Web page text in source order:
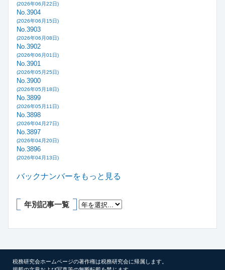
(2026年06月22日)
No.3904
(2026年06月15日)
No.3903
(2026年06月08日)
No.3902
(2026年06月01日)
No.3901
(2026年05月25日)
No.3900
(2026年05月18日)
No.3899
(2026年05月11日)
No.3898
(2026年04月27日)
No.3897
(2026年04月20日)
No.3896
(2026年04月13日)
バックナンバーをもっと見る
年別記事一覧
税務研究会ホームページの著作権は税務研究会に帰属します。